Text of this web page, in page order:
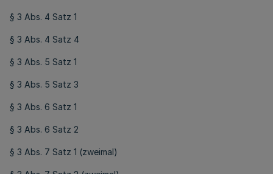
§ 3 Abs. 4 Satz 1
§ 3 Abs. 4 Satz 4
§ 3 Abs. 5 Satz 1
§ 3 Abs. 5 Satz 3
§ 3 Abs. 6 Satz 1
§ 3 Abs. 6 Satz 2
§ 3 Abs. 7 Satz 1 (zweimal)